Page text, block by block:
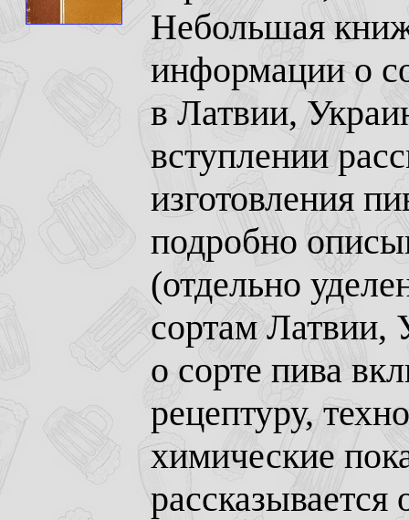
Небольшая
информации о
в Латвии,
вступлении
изготовления
подробно
(отдельно
сортам
о сорте пива
рецептуру,
химические